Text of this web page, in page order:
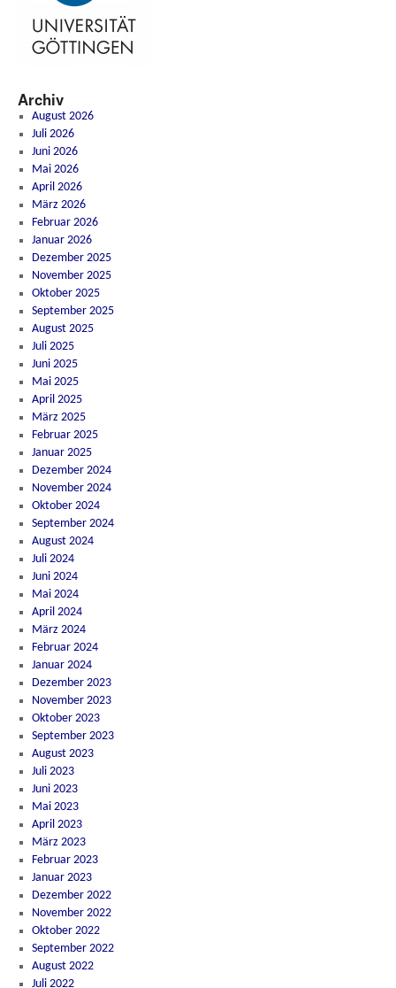
Archiv
August 2026
Juli 2026
Juni 2026
Mai 2026
April 2026
März 2026
Februar 2026
Januar 2026
Dezember 2025
November 2025
Oktober 2025
September 2025
August 2025
Juli 2025
Juni 2025
Mai 2025
April 2025
März 2025
Februar 2025
Januar 2025
Dezember 2024
November 2024
Oktober 2024
September 2024
August 2024
Juli 2024
Juni 2024
Mai 2024
April 2024
März 2024
Februar 2024
Januar 2024
Dezember 2023
November 2023
Oktober 2023
September 2023
August 2023
Juli 2023
Juni 2023
Mai 2023
April 2023
März 2023
Februar 2023
Januar 2023
Dezember 2022
November 2022
Oktober 2022
September 2022
August 2022
Juli 2022